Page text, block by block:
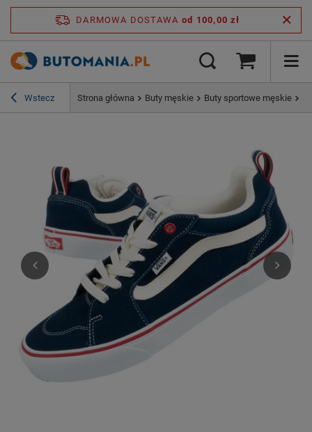
DARMOWA DOSTAWA od 100,00 zł
Wstecz Strona główna Buty męskie Buty sportowe męskie